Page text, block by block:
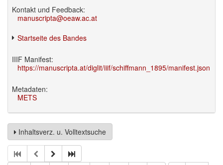
Kontakt und Feedback:
manuscripta@oeaw.ac.at
Startseite des Bandes
IIIF Manifest:
https://manuscripta.at/diglit/iiif/schiffmann_1895/manifest.json
Metadaten:
METS
Inhaltsverz. u. Volltextsuche